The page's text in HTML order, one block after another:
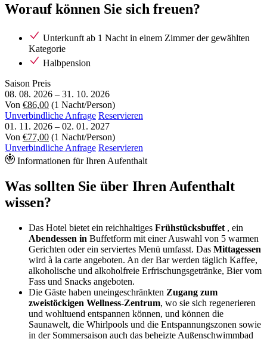
Worauf können Sie sich freuen?
Unterkunft ab 1 Nacht in einem Zimmer der gewählten
Kategorie
Halbpension
Saison Preis
08. 08. 2026 – 31. 10. 2026
Von €86,00 (1 Nacht/Person)
Unverbindliche Anfrage Reservieren
01. 11. 2026 – 02. 01. 2027
Von €77,00 (1 Nacht/Person)
Unverbindliche Anfrage Reservieren
Informationen für Ihren Aufenthalt
Was sollten Sie über Ihren Aufenthalt
wissen?
Das Hotel bietet ein reichhaltiges Frühstücksbuffet , ein
Abendessen in Buffetform mit einer Auswahl von 5 warmen
Gerichten oder ein serviertes Menü umfasst. Das Mittagessen
wird à la carte angeboten. An der Bar werden täglich Kaffee,
alkoholische und alkoholfreie Erfrischungsgetränke, Bier vom
Fass und Snacks angeboten.
Die Gäste haben uneingeschränkten Zugang zum
zweistöckigen Wellness-Zentrum, wo sie sich regenerieren
und wohltuend entspannen können, und können die
Saunawelt, die Whirlpools und die Entspannungszonen sowie
in der Sommersaison auch das beheizte Außenschwimmbad